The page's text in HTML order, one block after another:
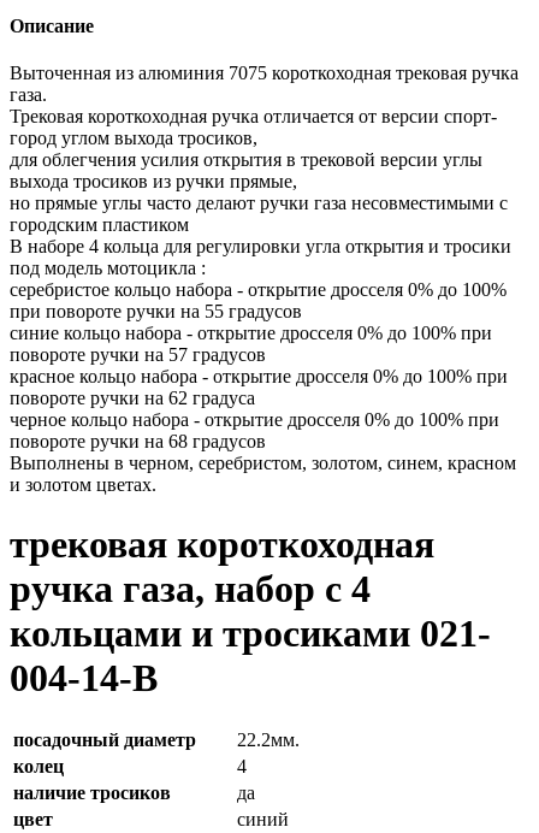
Описание
Выточенная из алюминия 7075 короткоходная трековая ручка
газа.
Трековая короткоходная ручка отличается от версии спорт-
город углом выхода тросиков,
для облегчения усилия открытия в трековой версии углы
выхода тросиков из ручки прямые,
но прямые углы часто делают ручки газа несовместимыми с
городским пластиком
В наборе 4 кольца для регулировки угла открытия и тросики
под модель мотоцикла :
серебристое кольцо набора - открытие дросселя 0% до 100%
при повороте ручки на 55 градусов
синие кольцо набора - открытие дросселя 0% до 100% при
повороте ручки на 57 градусов
красное кольцо набора - открытие дросселя 0% до 100% при
повороте ручки на 62 градуса
черное кольцо набора - открытие дросселя 0% до 100% при
повороте ручки на 68 градусов
Выполнены в черном, серебристом, золотом, синем, красном
и золотом цветах.
трековая короткоходная
ручка газа, набор с 4
кольцами и тросиками 021-
004-14-B
посадочный диаметр
22.2мм.
колец
4
наличие тросиков
да
цвет
синий